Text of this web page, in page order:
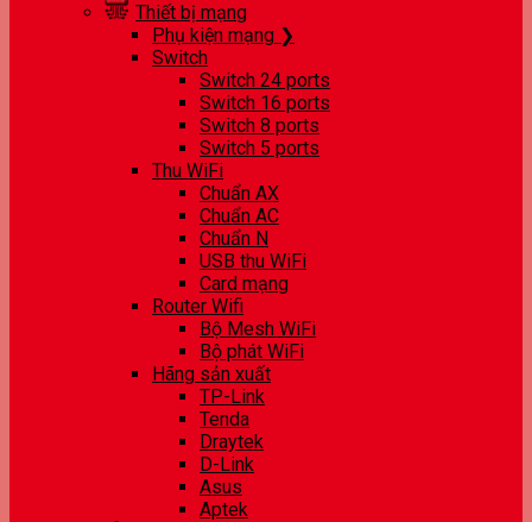
Thiết bị mạng
Phụ kiện mạng ❯
Switch
Switch 24 ports
Switch 16 ports
Switch 8 ports
Switch 5 ports
Thu WiFi
Chuẩn AX
Chuẩn AC
Chuẩn N
USB thu WiFi
Card mạng
Router Wifi
Bộ Mesh WiFi
Bộ phát WiFi
Hãng sản xuất
TP-Link
Tenda
Draytek
D-Link
Asus
Aptek